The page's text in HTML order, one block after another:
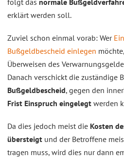
folgt das normale
erklärt werden soll.
Zuviel schon einmal vorab: Wer
Bußgeldbescheid einlegen
Überweisen des
Danach verschickt die zuständige
Bußgeldbescheid, gegen den
Frist Einspruch eingelegt werden
Da dies jedoch meist die Kosten
übersteigt und der Betroffene
tragen muss, wird dies nur dann